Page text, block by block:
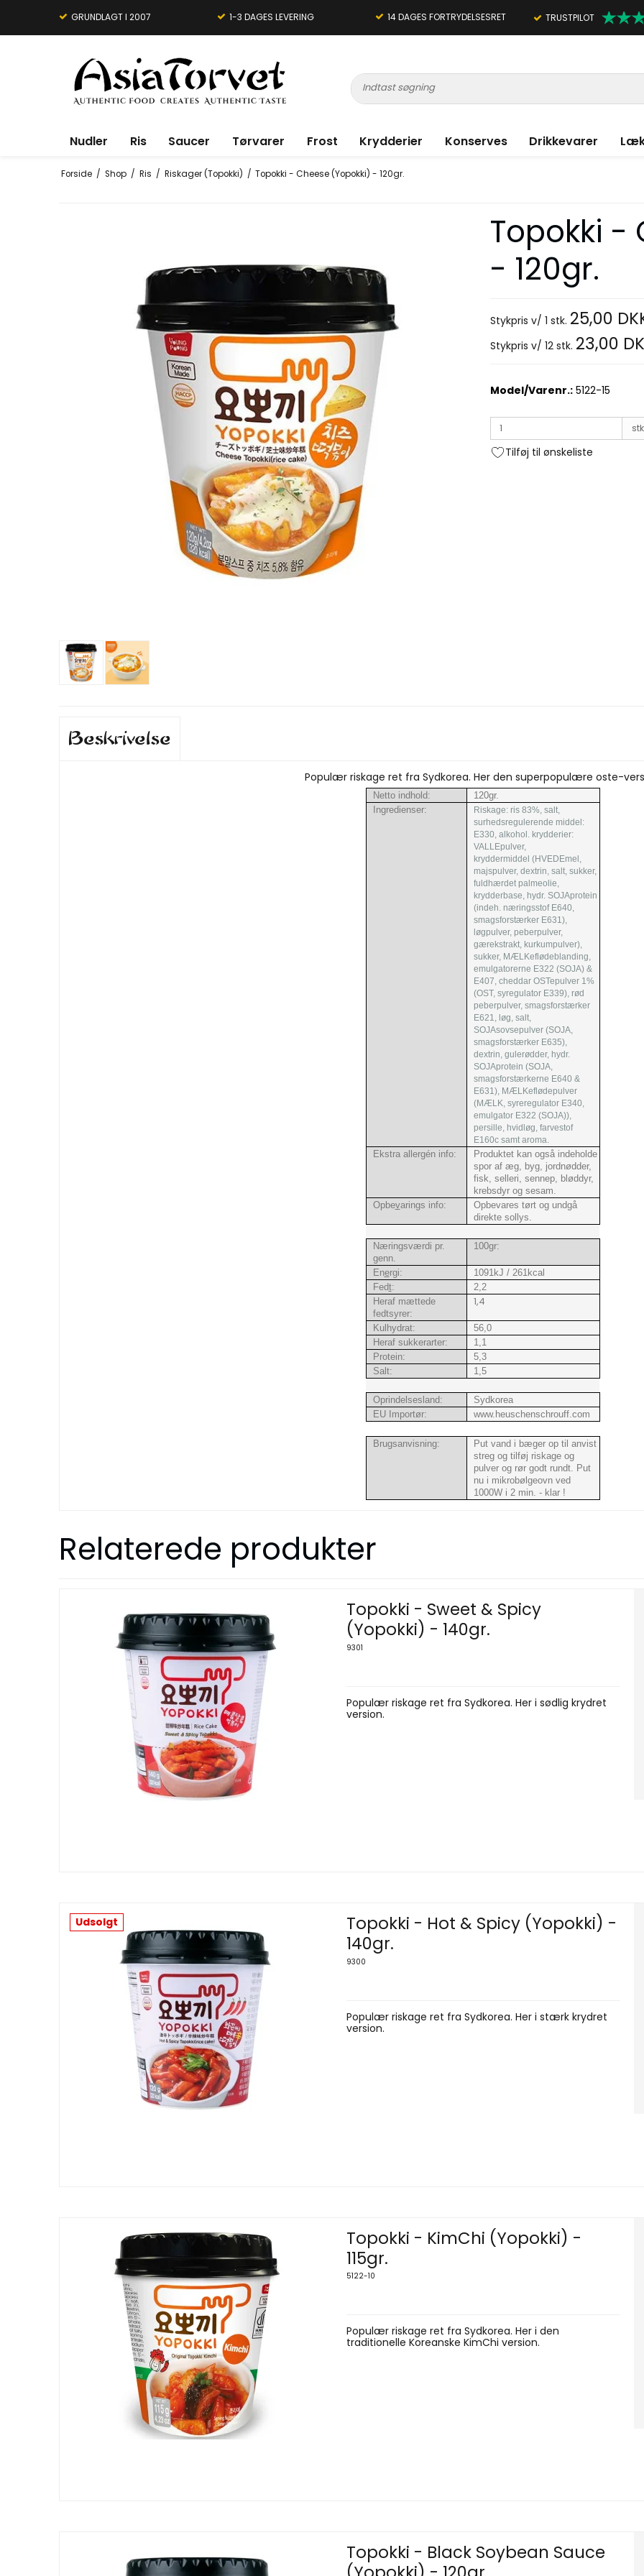
GRUNDLAGT I 2007 1-3 DAGES LEVERING 14 DAGES FORTRYDELSESRET TRUSTPILOT
Nudler Ris Saucer Tørvarer Frost Krydderier Konserves Drikkevarer
Forside / Shop / Ris / Riskager (Topokki) / Topokki - Cheese (Yopokki) - 120gr.
Topokki -
- 120gr.
Stykpris v/ 1 stk. 25,00
Stykpris v/ 12 stk. 23,00
Model/Varenr.: 5122-15
Tilføj til ønskeliste
Beskrivelse
Populær riskage ret fra Sydkorea. Her den superpopulære oste-
Netto indhold:
120gr.
Ingredienser:
Riskage: ris 83%, salt,
surhedsregulerende middel:
E330, alkohol. krydderier:
VALLEpulver,
kryddermiddel (HVEDEmel,
majspulver, dextrin, salt, sukker,
fuldhærdet palmeolie,
krydderbase, hydr. SOJAprotein
(indeh. næringsstof E640,
smagsforstærker E631),
løgpulver, peberpulver,
gærekstrakt, kurkumpulver),
sukker, MÆLKeflødeblanding,
emulgatorerne E322 (SOJA) &
E407, cheddar OSTepulver 1%
(OST, syregulator E339), rød
peberpulver, smagsforstærker
E621, løg, salt,
SOJAsovsepulver (SOJA,
smagsforstærker E635),
dextrin, gulerødder, hydr.
SOJAprotein (SOJA,
smagsforstærkerne E640 &
E631), MÆLKeflødepulver
(MÆLK, syreregulator E340,
emulgator E322 (SOJA)),
persille, hvidløg, farvestof
E160c samt aroma.
Ekstra allergén info:
Produktet kan også indeholde
spor af æg, byg, jordnødder,
fisk, selleri, sennep, bløddyr,
krebsdyr og sesam.
Opbevarings info:
Opbevares tørt og undgå
direkte sollys.
Næringsværdi pr.
genn.
100gr:
Energi:
1091kJ / 261kcal
Fedt:
2,2
Heraf mættede
fedtsyrer:
1,4
Kulhydrat:
56,0
Heraf sukkerarter:
1,1
Protein:
5,3
Salt:
1,5
Oprindelsesland:
Sydkorea
EU Importør:
www.heuschenschrouff.com
Brugsanvisning:
Put vand i bæger op til anvist
streg og tilføj riskage og
pulver og rør godt rundt. Put
nu i mikrobølgeovn ved
1000W i 2 min. - klar !
Relaterede produkter
Topokki - Sweet & Spicy
(Yopokki) - 140gr.
9301
Populær riskage ret fra Sydkorea. Her i sødlig krydret
version.
Udsolgt
Topokki - Hot & Spicy (Yopokki) -
140gr.
9300
Populær riskage ret fra Sydkorea. Her i stærk krydret
version.
Topokki - KimChi (Yopokki) -
115gr.
5122-10
Populær riskage ret fra Sydkorea. Her i den
traditionelle Koreanske KimChi version.
Topokki - Black Soybean Sauce